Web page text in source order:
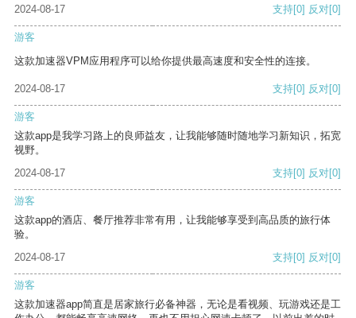
2024-08-17 支持[0] 反对[0]
游客
这款加速器VPM应用程序可以给你提供最高速度和安全性的连接。
2024-08-17 支持[0] 反对[0]
游客
这款app是我学习路上的良师益友，让我能够随时随地学习新知识，拓宽
视野。
2024-08-17
支持[0] 反对[0]
游客
这款app的酒店、餐厅推荐非常有用，让我能够享受到高品质的旅行体
验。
2024-08-17
支持[0] 反对[0]
游客
这款加速器app简直是居家旅行必备神器，无论是看视频、玩游戏还是工